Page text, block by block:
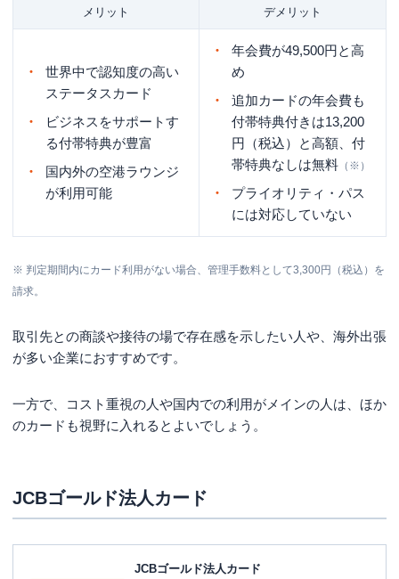
メリット
デメリット
世界中で認知度の高い
ステータスカード
ビジネスをサポートす
る付帯特典が豊富
国内外の空港ラウンジ
が利用可能
年会費が49,500円と高
め
追加カードの年会費も
付帯特典付きは13,200
円（税込）と高額、付
帯特典なしは無料 （※）
プライオリティ・パス
には対応していない
※ 判定期間内にカード利用がない場合、管理手数料として3,300円（税込）を
請求。
取引先との商談や接待の場で存在感を示したい人や、海外出張
が多い企業におすすめです。
一方で、コスト重視の人や国内での利用がメインの人は、ほか
のカードも視野に入れるとよいでしょう。
JCBゴールド法人カード
JCBゴールド法人カード